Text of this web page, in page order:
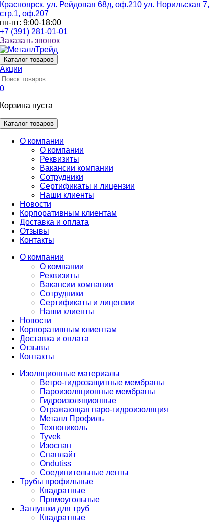
Красноярск, ул. Рейдовая 68д, оф.210 ул. Норильская 7,
стр.1, оф.207
пн-пт: 9:00-18:00
+7 (391) 281-01-01
Заказать звонок
Каталог товаров
Акции
0
Корзина пуста
Каталог товаров
О компании
О компании
Реквизиты
Вакансии компании
Сотрудники
Сертификаты и лицензии
Наши клиенты
Новости
Корпоративным клиентам
Доставка и оплата
Отзывы
Контакты
О компании
О компании
Реквизиты
Вакансии компании
Сотрудники
Сертификаты и лицензии
Наши клиенты
Новости
Корпоративным клиентам
Доставка и оплата
Отзывы
Контакты
Изоляционные материалы
Ветро-гидрозащитные мембраны
Пароизоляционные мембраны
Гидроизоляционные
Отражающая паро-гидроизоляция
Металл Профиль
Технониколь
Tyvek
Изоспан
Спанлайт
Ondutiss
Соединительные ленты
Трубы профильные
Квадратные
Прямоугольные
Заглушки для труб
Квадратные